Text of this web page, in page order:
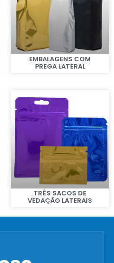
EMBALAGENS COM
PREGA LATERAL
TRÊS SACOS DE
VEDAÇÃO LATERAIS